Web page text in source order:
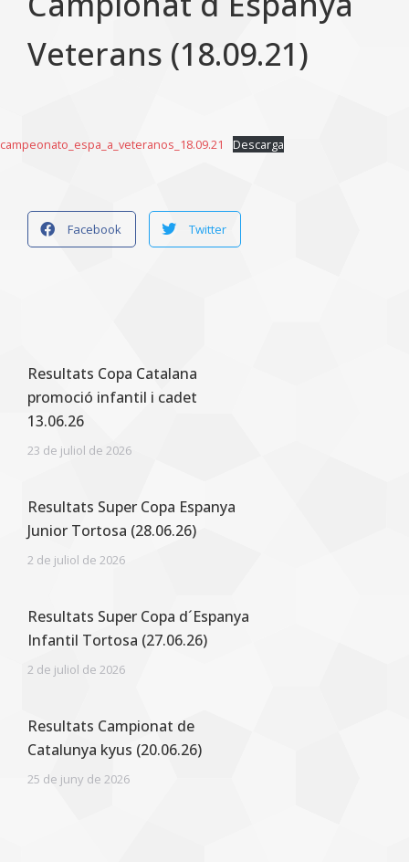
Veterans (18.09.21)
campeonato_espa_a_veteranos_18.09.21 Descarga
Facebook Twitter
Resultats Copa Catalana
promoció infantil i cadet
13.06.26
23 de juliol de 2026
Resultats Super Copa Espanya
Junior Tortosa (28.06.26)
2 de juliol de 2026
Resultats Super Copa d´Espanya
Infantil Tortosa (27.06.26)
2 de juliol de 2026
Resultats Campionat de
Catalunya kyus (20.06.26)
25 de juny de 2026